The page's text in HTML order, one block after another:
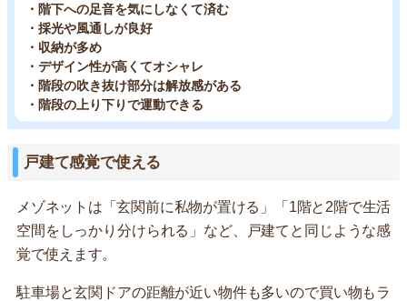
・階下への足音を気にしなくて済む
・採光や風通しが良好
・収納が多め
・デザイン性が高くてオシャレ
・階段の吹き抜け部分は解放感がある
・階段の上り下りで運動できる
戸建て感覚で使える
メゾネットは「玄関前に私物が置ける」「1階と2階で生活
空間をしっかり分けられる」など、戸建てと同じような感
覚で使えます。
駐車場と玄関ドアの距離が近い物件も多いので買い物もラ